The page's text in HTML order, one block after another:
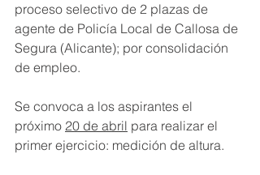
proceso selectivo de 2 plazas de
agente de Policía Local de Callosa de
Segura (Alicante); por consolidación
de empleo.
Se convoca a los aspirantes el
próximo 20 de abril para realizar el
primer ejercicio: medición de altura.